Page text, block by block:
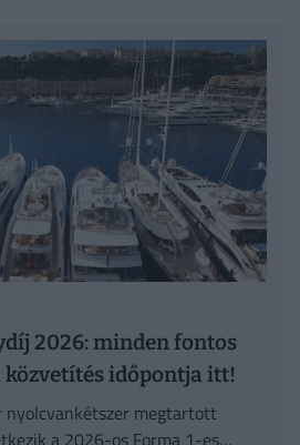
2026: minden fontos
közvetítés időpontja itt!
nyolcvankétszer megtartott
a 2026-os Forma 1-es